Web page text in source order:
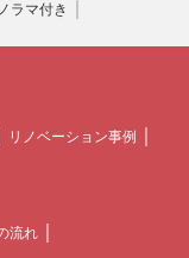
ラマ付き
リノベーション事例
流れ